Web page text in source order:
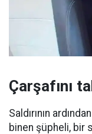
Çarşafını
Saldırının
binen şüpheli, bir